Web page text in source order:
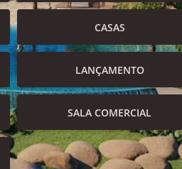
CASAS
LANÇAMENTO
SALA COMERCIAL